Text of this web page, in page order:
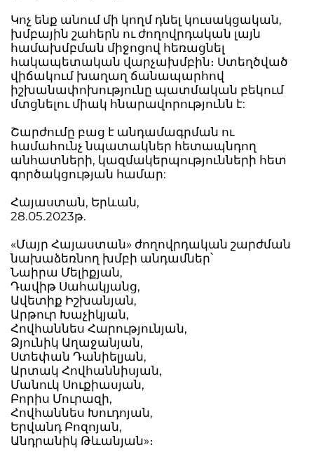
Կոչ ենք անում մի կողմ դնել կուսակցական,
խմբային շահերն ու ժողովրդական լայն
համախմբման միջոցով հեռացնել
հակապետական վարչախմբին։ Ստեղծված
վիճակում խաղաղ ճանապարհով
իշխանափոխությունը պատմական բեկում
մտցնելու միակ հնարավորությունն է:
Շարժումը բաց է անդամագրման ու
համահունչ նպատակներ հետապնդող
անհատների, կազմակերպությունների հետ
գործակցության համար:
Հայաստան, Երևան,
28.05.2023թ.
«Մայր Հայաստան» ժողովրդական շարժման
նախաձեռնող խմբի անդամներ՝
Նաիրա Մելիքյան,
Դավիթ Սահակյանց,
Ավետիք Իշխանյան,
Արթուր Խաչիկյան,
Հովհաննես Հարությունյան,
Ձյունիկ Աղաջանյան,
Ստեփան Դանիելյան,
Արտակ Հովհաննիսյան,
Մանուկ Սուքիասյան,
Բորիս Մուրազի,
Հովհաննես Խուդոյան,
Երվանդ Բոզոյան,
Անդրանիկ Թևանյան»։